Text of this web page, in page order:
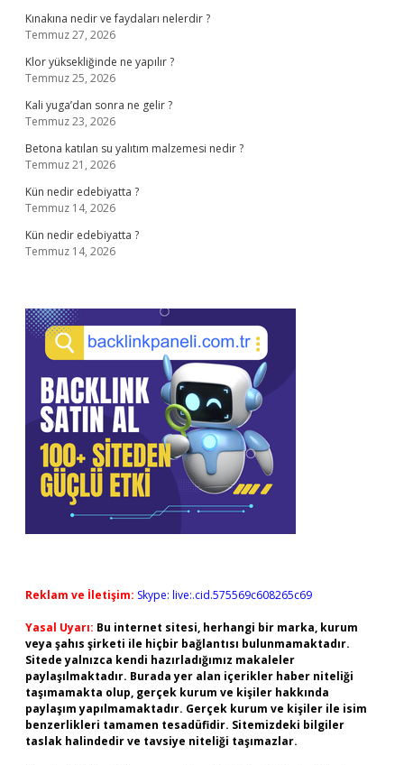
Kınakına nedir ve faydaları nelerdir ?
Temmuz 27, 2026
Klor yüksekliğinde ne yapılır ?
Temmuz 25, 2026
Kali yuga’dan sonra ne gelir ?
Temmuz 23, 2026
Betona katılan su yalıtım malzemesi nedir ?
Temmuz 21, 2026
Kün nedir edebiyatta ?
Temmuz 14, 2026
Kün nedir edebiyatta ?
Temmuz 14, 2026
Reklam ve İletişim: Skype: live:.cid.575569c608265c69
Yasal Uyarı: Bu internet sitesi, herhangi bir marka, kurum
veya şahıs şirketi ile hiçbir bağlantısı bulunmamaktadır.
Sitede yalnızca kendi hazırladığımız makaleler
paylaşılmaktadır. Burada yer alan içerikler haber niteliği
taşımamakta olup, gerçek kurum ve kişiler hakkında
paylaşım yapılmamaktadır. Gerçek kurum ve kişiler ile isim
benzerlikleri tamamen tesadüfidir. Sitemizdeki bilgiler
taslak halindedir ve tavsiye niteliği taşımazlar.